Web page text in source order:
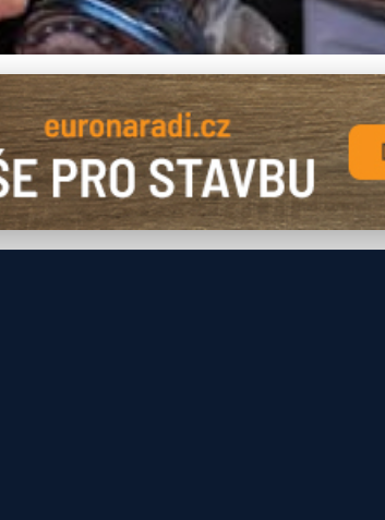
Výběr a Péče